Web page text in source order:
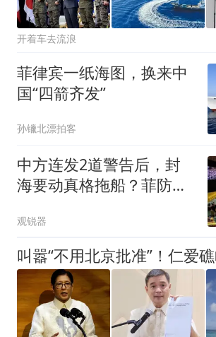
开着车去流浪
菲律宾一纸海图，换来中
国“四箭齐发”
孙镴北漂拍客
中方连发2道警告后，封
海要动真格拖船？菲防长
观锐器